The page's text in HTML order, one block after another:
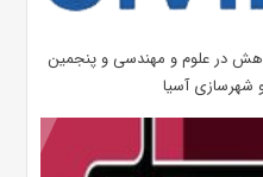
در علوم و مهندسی و پنجمین
شهرسازی آسیا